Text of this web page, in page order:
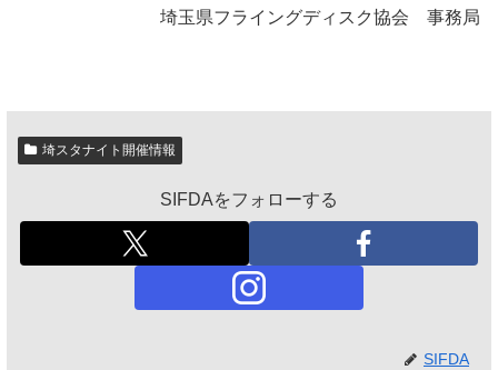
埼玉県フライングディスク協会 事務局
埼スタナイト開催情報
SIFDAをフォローする
SIFDA